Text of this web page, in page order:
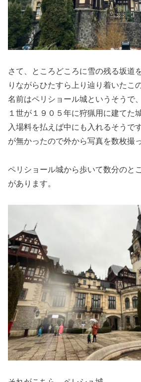
さて、ところどころに雪の残る坂道
りながらひたすら上り辿り着いたこ
名前はペリショール城というそうで
１世が１９０５年に狩猟用に建てた
入場料を払えば中にも入れるそうで
が無かったので外から写真を数枚撮
ペリショール城から歩いて数分のと
があります。